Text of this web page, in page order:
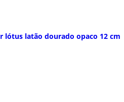
lótus latão dourado opaco 12 cm